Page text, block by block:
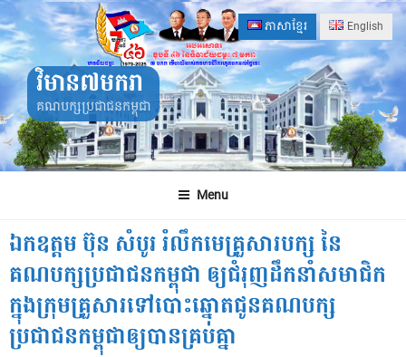
Skip
to
content
ភាសាខ្មែរ English
វិមាន៧មករា
គណបក្សប្រជាជនកម្ពុជា
Menu
ឯកឧត្តម ប៊ុន សំបូរ រំលឹកមេគ្រួសារបក្ស នៃ
គណបក្សប្រជាជនកម្ពុជា ឲ្យជំរុញដឹកនាំសមាជិក
ក្នុងក្រុមគ្រួសារទៅបោះឆ្នោតជូនគណបក្ស
ប្រជាជនកម្ពុជាឲ្យបានគ្រប់គ្នា